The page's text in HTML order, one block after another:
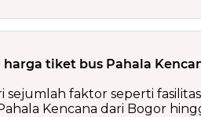
harga tiket bus Pahala
faktor seperti
Kencana dari Bogor